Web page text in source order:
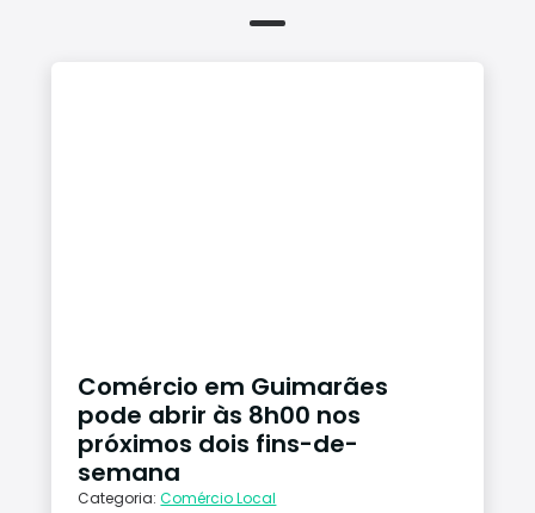
Comércio em Guimarães
pode abrir às 8h00 nos
próximos dois fins-de-
semana
Categoria:Comércio Local